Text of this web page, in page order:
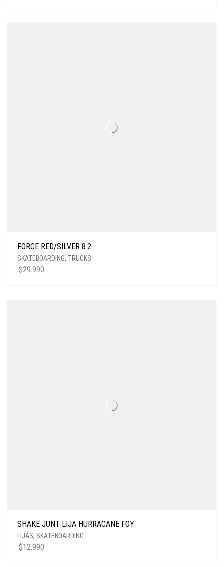
FORCE RED/SILVER 8.2
SKATEBOARDING, TRUCKS
$29.990
SHAKE JUNT LIJA HURRACANE FOY
LIJAS, SKATEBOARDING
$12.990